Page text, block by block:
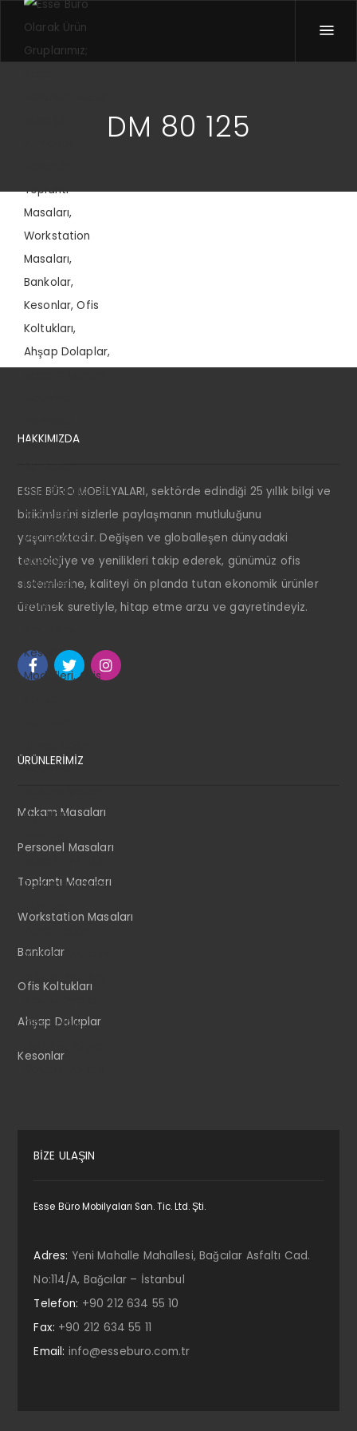
DM 80 125
HAKKIMIZDA
ESSE BÜRO MOBİLYALARI, sektörde edindiği 25 yıllık bilgi ve
birikimlerini sizlerle paylaşmanın mutluluğunu
yaşamaktadır. Değişen ve globalleşen dünyadaki
teknolojiye ve yenilikleri takip ederek, günümüz ofis
sistemlerine, kaliteyi ön planda tutan ekonomik ürünler
üretmek suretiyle, hitap etme arzu ve gayretindeyiz.
ÜRÜNLERİMİZ
Makam Masaları
Personel Masaları
Toplantı Masaları
Workstation Masaları
Bankolar
Ofis Koltukları
Ahşap Dolaplar
Kesonlar
BİZE ULAŞIN
Esse Büro Mobilyaları San. Tic. Ltd. Şti.
Adres: Yeni Mahalle Mahallesi, Bağcılar Asfaltı Cad.
No:114/A, Bağcılar – İstanbul
Telefon: +90 212 634 55 10
Fax: +90 212 634 55 11
Email: info@esseburo.com.tr